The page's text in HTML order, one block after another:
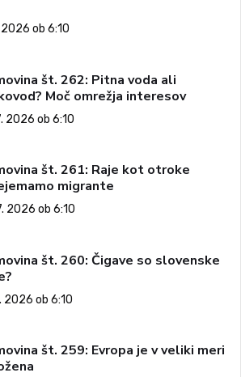
ob 6:10
št. 262: Pitna voda ali
Moč omrežja interesov
2026 ob 6:10
št. 261: Raje kot otroke
migrante
2026 ob 6:10
št. 260: Čigave so slovenske
2026 ob 6:10
št. 259: Evropa je v veliki meri